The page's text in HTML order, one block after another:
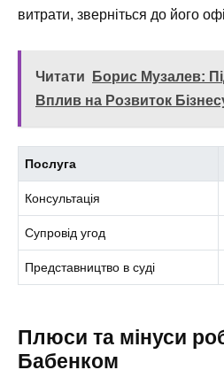
витрати, зверніться до його
Читати
Борис Музалев:
Вплив на Розвиток
Послуга
Консультація
Супровід угод
Представництво в суді
Плюси та мінуси
Бабенком